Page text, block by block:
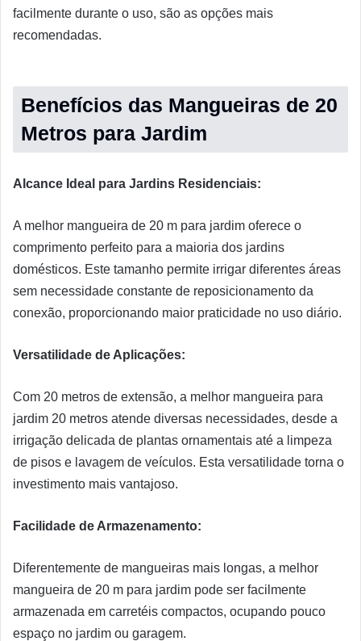
facilmente durante o uso, são as opções mais
recomendadas.
Benefícios das Mangueiras de 20
Metros para Jardim
Alcance Ideal para Jardins Residenciais:
A melhor mangueira de 20 m para jardim oferece o
comprimento perfeito para a maioria dos jardins
domésticos. Este tamanho permite irrigar diferentes áreas
sem necessidade constante de reposicionamento da
conexão, proporcionando maior praticidade no uso diário.
Versatilidade de Aplicações:
Com 20 metros de extensão, a melhor mangueira para
jardim 20 metros atende diversas necessidades, desde a
irrigação delicada de plantas ornamentais até a limpeza
de pisos e lavagem de veículos. Esta versatilidade torna o
investimento mais vantajoso.
Facilidade de Armazenamento:
Diferentemente de mangueiras mais longas, a melhor
mangueira de 20 m para jardim pode ser facilmente
armazenada em carretéis compactos, ocupando pouco
espaço no jardim ou garagem.